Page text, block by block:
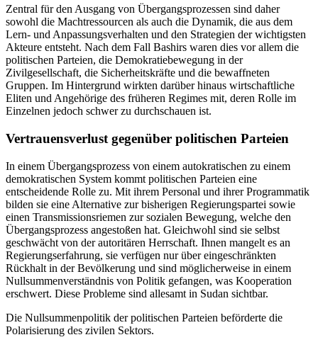
Zentral für den Ausgang von Übergangsprozessen sind daher
sowohl die Machtressourcen als auch die Dynamik, die aus dem
Lern- und Anpassungs­verhalten und den Strategien der wichtigsten
Akteure entsteht. Nach dem Fall Bashirs waren dies vor allem die
politischen Parteien, die Demokratiebewegung in der
Zivilgesellschaft, die Sicherheitskräfte und die bewaffneten
Gruppen. Im Hintergrund wirkten darüber hinaus wirtschaftliche
Eliten und Angehörige des früheren Regimes mit, deren Rolle im
Einzelnen jedoch schwer zu durchschauen ist.
Vertrauensverlust gegenüber politischen Parteien
In einem Übergangsprozess von einem autokratischen zu einem
demokratischen System kommt poli­tischen Parteien eine
entscheidende Rolle zu. Mit ihrem Personal und ihrer Programmatik
bilden sie eine Alternative zur bisherigen Regierungspartei sowie
einen Transmissionsriemen zur sozialen Bewe­gung, welche den
Übergangsprozess angestoßen hat. Gleichwohl sind sie selbst
geschwächt von der auto­ritären Herrschaft. Ihnen mangelt es an
Regierungs­erfahrung, sie verfügen nur über eingeschränkten
Rückhalt in der Bevölkerung und sind möglicher­weise in einem
Nullsummenverständnis von Politik gefangen, was Kooperation
erschwert. Diese Probleme sind allesamt in Sudan sichtbar.
Die Nullsummenpolitik der politischen Parteien beförderte die
Polarisierung des zivilen Sektors.